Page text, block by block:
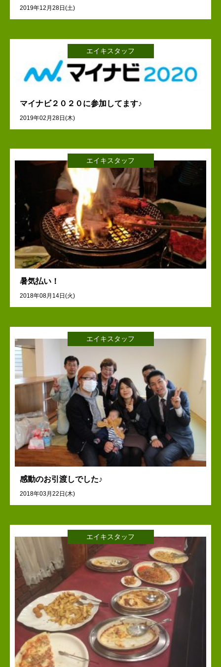
2019年12月28日(土)
エイキスタッフ
マイナビ２０２０に参加してます♪
2019年02月28日(木)
エイキスタッフ
暑気払い！
2018年08月14日(火)
エイキスタッフ
感動のお引渡しでした♪
2018年03月22日(木)
エイキスタッフ